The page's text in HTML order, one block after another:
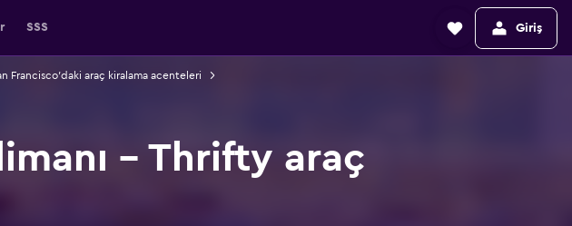
SSS Giriş
Francisco'daki araç kiralama acenteleri
- Thrifty araç